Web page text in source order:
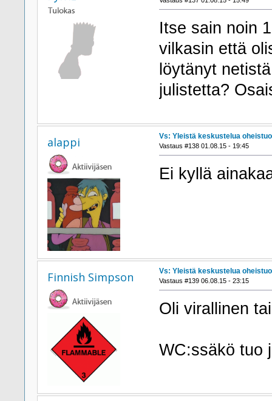
Itse sain noin
vilkasin että
löytänyt
julistetta?
alappi Vs: Yleistä keskustelua
Vastaus #138 01.08.15 - 19:45
Ei kyllä
Finnish Simpson Vs: Yleistä keskustelua
Vastaus #139 06.08.15 - 23:15
Oli virallinen
WC:ssäkö tuo